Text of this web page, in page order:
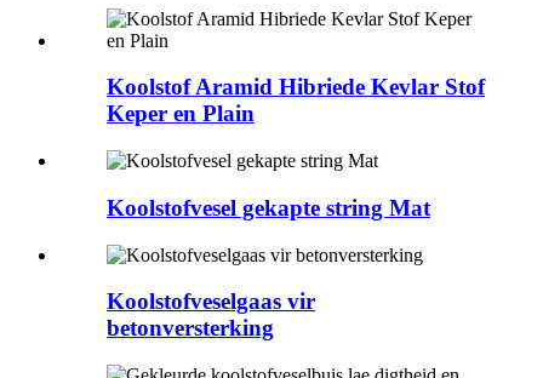
Koolstof Aramid Hibriede Kevlar Stof
Keper en Plain
Koolstofvesel gekapte string Mat
Koolstofveselgaas vir
betonversterking